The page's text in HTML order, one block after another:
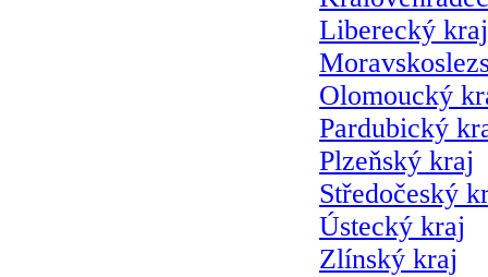
Liberecký kraj
Olomoucký
Pardubický
Plzeňský kraj
Středočeský
Ústecký kraj
Zlínský kraj